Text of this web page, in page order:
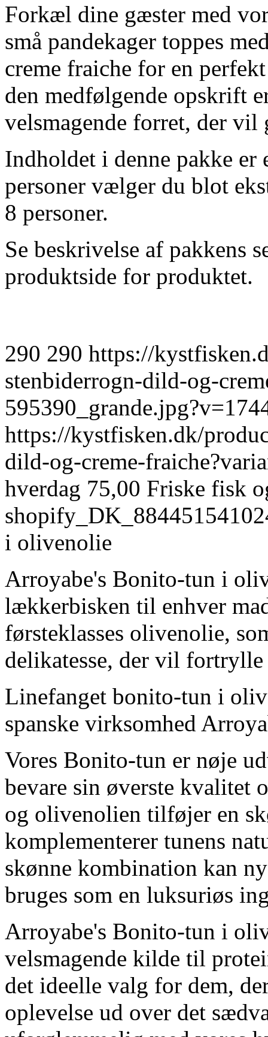
Forkæl dine gæster med
små pandekager toppes
creme fraiche for en
den medfølgende opskrift
velsmagende forret, der vil
Indholdet i denne pakke
personer vælger du blot
8 personer.
Se beskrivelse af pakkens
produktside for produktet.
290 290 https://
stenbiderrogn-dild-og-
https://kystfisken.dk/
dild-og-creme-
hverdag 75,00 Friske fisk
i olivenolie
Arroyabe's Bonito-tun i
lækkerbisken til enhver
førsteklasses olivenolie,
delikatesse, der vil fortrylle
Linefanget bonito-tun i
spanske virksomhed
Vores Bonito-tun er nøje
bevare sin øverste kvalitet
og olivenolien tilføjer en
komplementerer tunens
skønne kombination kan
bruges som en luksuriøs
Arroyabe's Bonito-tun i
velsmagende kilde til
det ideelle valg for dem,
oplevelse ud over det